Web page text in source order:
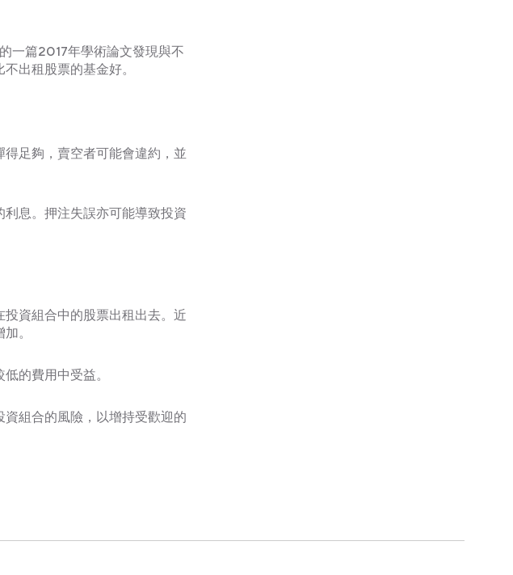
一篇2017年學術論文發現與不
出租股票的基金好。
足夠，賣空者可能會違約，並
息。押注失誤亦可能導致投資
資組合中的股票出租出去。近
。
的費用中受益。
組合的風險，以增持受歡迎的